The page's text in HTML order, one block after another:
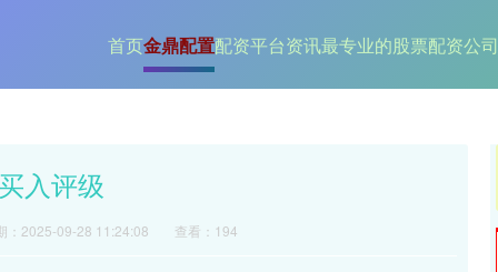
首页金鼎配置配资平台资讯最专业的股票配资公司
入评级
：2025-09-28 11:24:08 查看：194